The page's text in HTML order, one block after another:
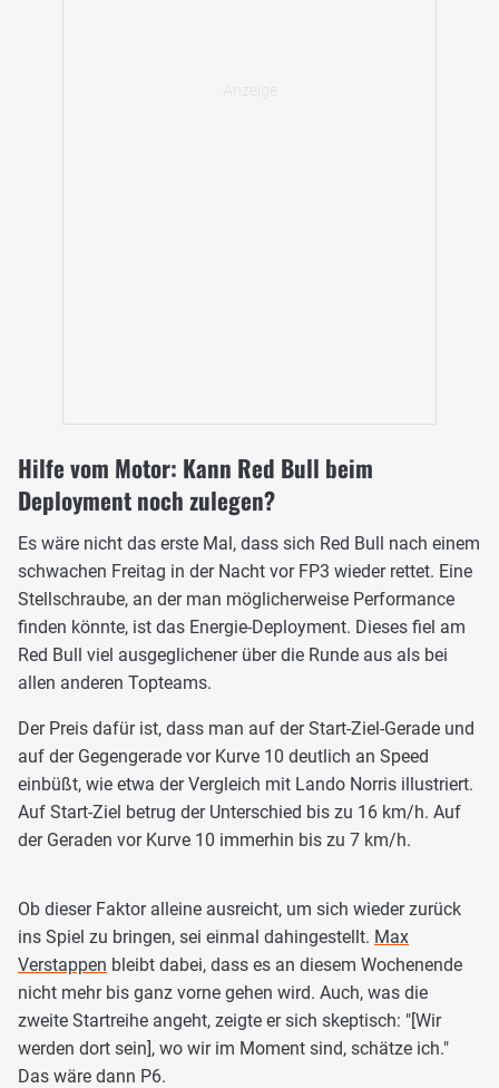
Hilfe vom Motor: Kann Red Bull beim
Deployment noch zulegen?
Es wäre nicht das erste Mal, dass sich Red Bull nach einem
schwachen Freitag in der Nacht vor FP3 wieder rettet. Eine
Stellschraube, an der man möglicherweise Performance
finden könnte, ist das Energie-Deployment. Dieses fiel am
Red Bull viel ausgeglichener über die Runde aus als bei
allen anderen Topteams.
Der Preis dafür ist, dass man auf der Start-Ziel-Gerade und
auf der Gegengerade vor Kurve 10 deutlich an Speed
einbüßt, wie etwa der Vergleich mit Lando Norris illustriert.
Auf Start-Ziel betrug der Unterschied bis zu 16 km/h. Auf
der Geraden vor Kurve 10 immerhin bis zu 7 km/h.
Ob dieser Faktor alleine ausreicht, um sich wieder zurück
ins Spiel zu bringen, sei einmal dahingestellt. Max
Verstappen bleibt dabei, dass es an diesem Wochenende
nicht mehr bis ganz vorne gehen wird. Auch, was die
zweite Startreihe angeht, zeigte er sich skeptisch: "[Wir
werden dort sein], wo wir im Moment sind, schätze ich."
Das wäre dann P6.